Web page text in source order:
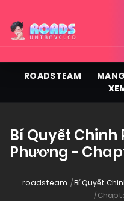
ROADSTEAM
Bí Quyết
Phương -
roadsteam
Bí Quyết